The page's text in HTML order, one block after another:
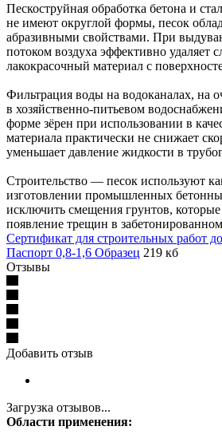
Пескоструйная обработка бетона и
не имеют округлой формы, песок
абразивными свойствами. При
потоком воздуха эффективно удаляет
лакокрасочный материал с
Фильтрация воды на водоканалах, на
в хозяйственно-питьевом
форме зёрен при использовании в
материала практически не снижает
уменьшает давление жидкости в
Строительство — песок используют
изготовлении промышленных
исключить смещения грунтов,
появление трещин в
Сертификат для строительных работ
Паспорт 0,8-1,6 Образец 219 кб
Отзывы
Добавить отзыв
Загрузка отзывов...
Области применения: